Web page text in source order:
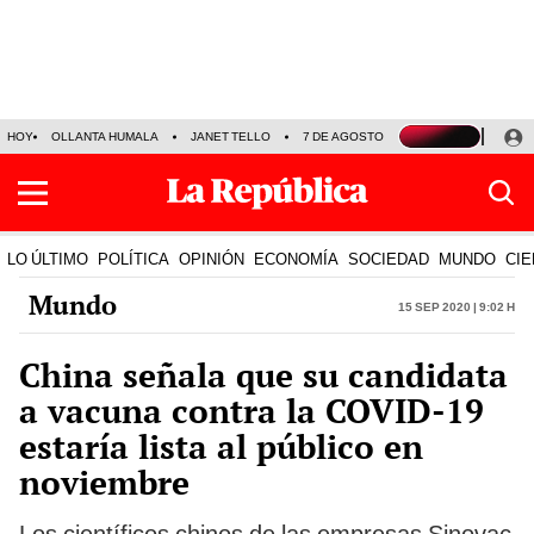
HOY OLLANTA HUMALA JANET TELLO 7 DE AGOSTO TINKA RESULTADOS
LO ÚLTIMO POLÍTICA OPINIÓN ECONOMÍA SOCIEDAD MUNDO
Mundo 15 Sep 2020 | 9:02 h
China señala que su candidata
a vacuna contra la COVID-19
estaría lista al público en
noviembre